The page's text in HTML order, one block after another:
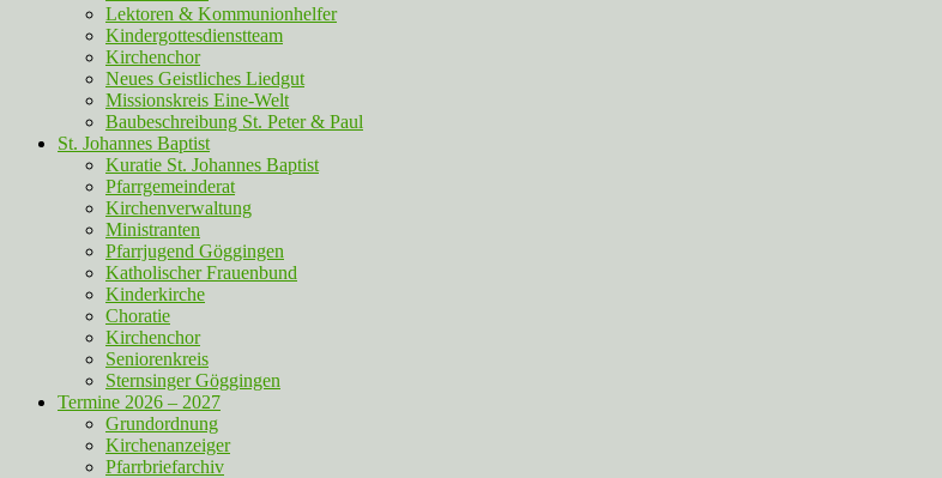
Lektoren & Kommunionhelfer
Kindergottesdienstteam
Kirchenchor
Neues Geistliches Liedgut
Missionskreis Eine-Welt
Baubeschreibung St. Peter & Paul
St. Johannes Baptist
Kuratie St. Johannes Baptist
Pfarrgemeinderat
Kirchenverwaltung
Ministranten
Pfarrjugend Göggingen
Katholischer Frauenbund
Kinderkirche
Choratie
Kirchenchor
Seniorenkreis
Sternsinger Göggingen
Termine 2026 – 2027
Grundordnung
Kirchenanzeiger
Pfarrbriefarchiv